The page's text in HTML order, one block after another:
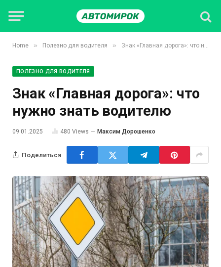
Home » Полезно для водителя » Знак «Главная дорога»: что нужно знать водителю
ПОЛЕЗНО ДЛЯ ВОДИТЕЛЯ
Знак «Главная дорога»: что
нужно знать водителю
09.01.2025 480 Views Максим Дорошенко
Поделиться